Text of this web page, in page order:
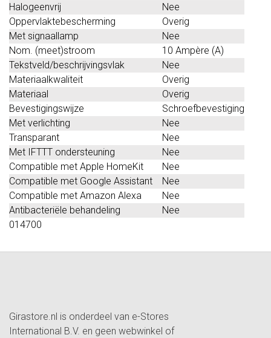
Halogeenvrij
Nee
Oppervlaktebescherming
Overig
Met signaallamp
Nee
Nom. (meet)stroom
10 Ampère (A)
Tekstveld/beschrijvingsvlak
Nee
Materiaalkwaliteit
Overig
Materiaal
Overig
Bevestigingswijze
Schroefbevestiging
Met verlichting
Nee
Transparant
Nee
Met IFTTT ondersteuning
Nee
Compatible met Apple HomeKit
Nee
Compatible met Google Assistant
Nee
Compatible met Amazon Alexa
Nee
Antibacteriële behandeling
Nee
014700
Girastore.nl is onderdeel van e-Stores
International B.V. en geen webwinkel of